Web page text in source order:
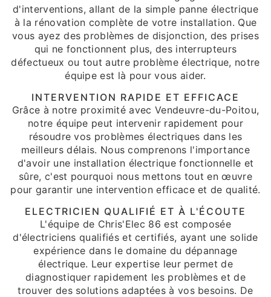
d'interventions, allant de la simple panne électrique
à la rénovation complète de votre installation. Que
vous ayez des problèmes de disjonction, des prises
qui ne fonctionnent plus, des interrupteurs
défectueux ou tout autre problème électrique, notre
équipe est là pour vous aider.
INTERVENTION RAPIDE ET EFFICACE
Grâce à notre proximité avec Vendeuvre-du-Poitou,
notre équipe peut intervenir rapidement pour
résoudre vos problèmes électriques dans les
meilleurs délais. Nous comprenons l'importance
d'avoir une installation électrique fonctionnelle et
sûre, c'est pourquoi nous mettons tout en œuvre
pour garantir une intervention efficace et de qualité.
ELECTRICIEN QUALIFIÉ ET À L'ÉCOUTE
L'équipe de Chris'Elec 86 est composée
d'électriciens qualifiés et certifiés, ayant une solide
expérience dans le domaine du dépannage
électrique. Leur expertise leur permet de
diagnostiquer rapidement les problèmes et de
trouver des solutions adaptées à vos besoins. De